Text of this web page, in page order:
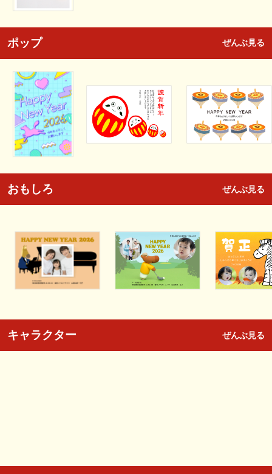
ポップ ぜんぶ見る
おもしろ ぜんぶ見る
キャラクター ぜんぶ見る